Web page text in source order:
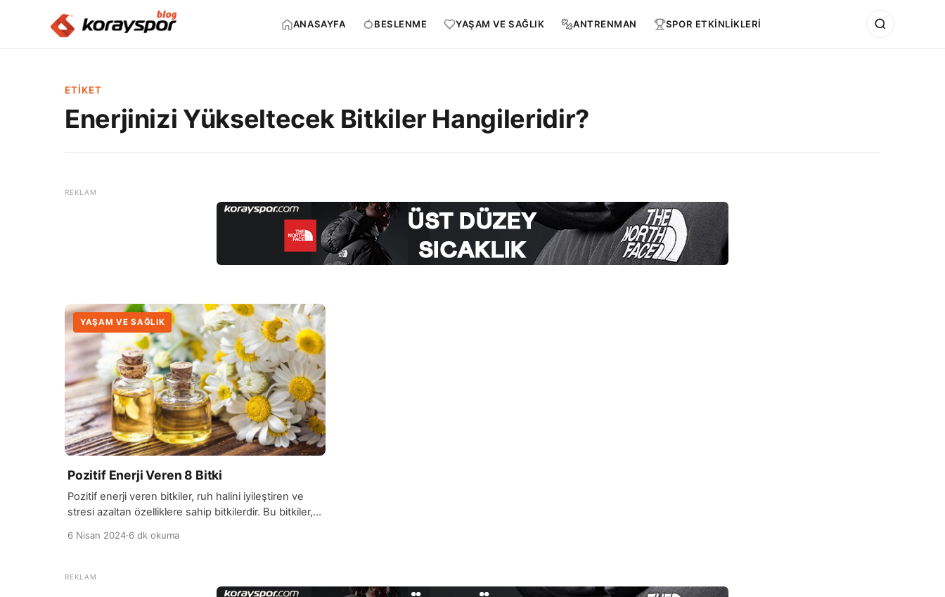
ANASAYFA BESLENME YAŞAM VE SAĞLIK ANTRENMAN SPOR ETKİNLİKLERİ
ETIKET
Enerjinizi Yükseltecek Bitkiler Hangileridir?
YAŞAM VE SAĞLIK
Pozitif Enerji Veren 8 Bitki
Pozitif enerji veren bitkiler, ruh halini iyileştiren ve
stresi azaltan özelliklere sahip bitkilerdir. Bu bitkiler,
huzur verici görünümleri ile insanların ruh halini
ofis ortamında bu bitkilerin bulunması, atmosferi
canlandırır ve yaşam alanını daha pozitif bir ortam
6 Nisan 2024·6 dk okuma